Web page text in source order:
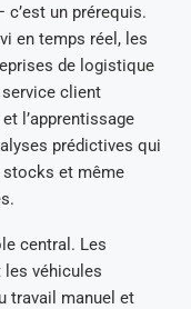
un prérequis.
en temps réel, les
de logistique
service client
l’apprentissage
prédictives qui
stocks et même
central. Les
les véhicules
travail manuel et